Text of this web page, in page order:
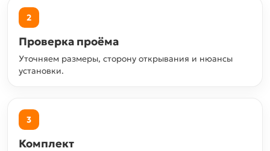
2
Проверка проёма
Уточняем размеры, сторону открывания и нюансы
установки.
3
Комплект